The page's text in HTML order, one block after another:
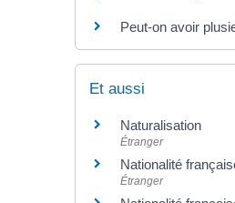
Peut-on avoir
Et aussi
Naturalisation
Étranger
Nationalité
Étranger